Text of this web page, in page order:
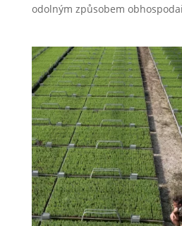
odolným způsobem